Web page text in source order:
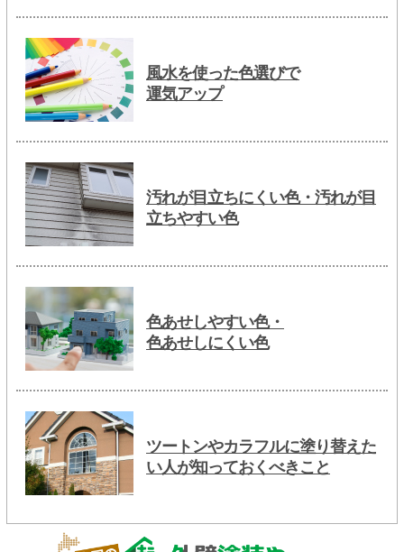
風水を使った色選びで
運気アップ
汚れが目立ちにくい色・汚れが目
立ちやすい色
色あせしやすい色・
色あせしにくい色
ツートンやカラフルに塗り替えた
い人が知っておくべきこと